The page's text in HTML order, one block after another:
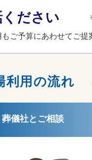
ださい
ご予算にあわせてご提
利用の流れ
儀社とご相談